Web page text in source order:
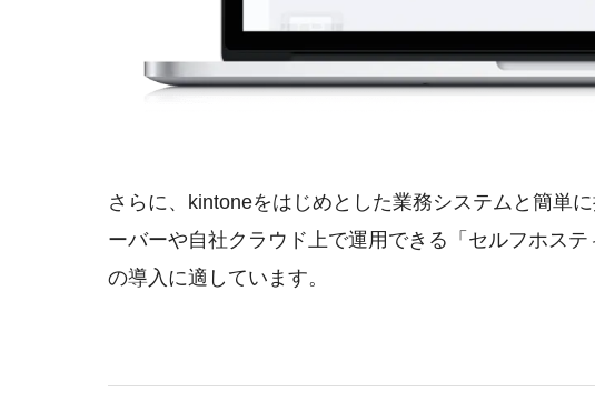
さらに、kintoneをはじめとした業務システムと簡単
ーバーや自社クラウド上で運用できる「セルフホス
の導入に適しています。